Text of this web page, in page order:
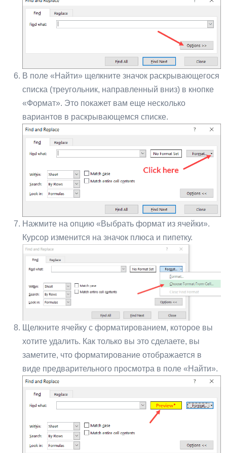
В поле «Найти» щелкните значок раскрывающегося
списка (треугольник, направленный вниз) в кнопке
«Формат». Это покажет вам еще несколько
вариантов в раскрывающемся списке.
Нажмите на опцию «Выбрать формат из ячейки».
Курсор изменится на значок плюса и пипетку.
Щелкните ячейку с форматированием, которое вы
хотите удалить. Как только вы это сделаете, вы
заметите, что форматирование отображается в
виде предварительного просмотра в поле «Найти».